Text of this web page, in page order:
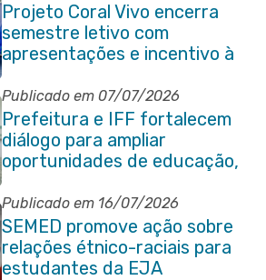
Projeto Coral Vivo encerra
semestre letivo com
apresentações e incentivo à
preservação ambiental em
Itaboraí
Publicado em 07/07/2026
Prefeitura e IFF fortalecem
diálogo para ampliar
oportunidades de educação,
ciência e inovação em
Itaboraí
Publicado em 16/07/2026
SEMED promove ação sobre
relações étnico-raciais para
estudantes da EJA